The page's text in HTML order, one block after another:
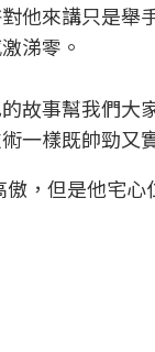
他來講只是舉
涕零。
故事幫我們大
一樣既帥勁又
，但是他宅心